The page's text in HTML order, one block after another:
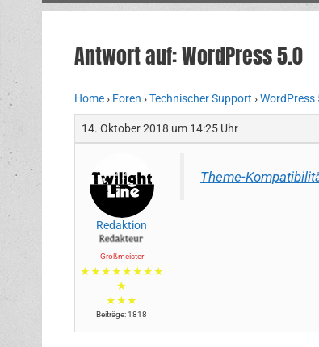
Antwort auf: WordPress 5.0
Home› Foren ›Technischer Support ›WordPress
14. Oktober 2018 um 14:25 Uhr
Redaktion
Großmeister
★★★★★★★★
★
★★★
Beiträge: 1818
Theme-